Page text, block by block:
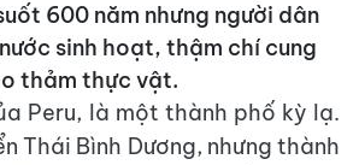
600 năm nhưng người dân
sinh hoạt, thậm chí cung
thảm thực vật.
Peru, là một thành phố kỳ lạ.
Thái Bình Dương, nhưng thành